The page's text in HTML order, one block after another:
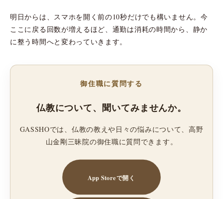
明日からは、スマホを開く前の10秒だけでも構いません。今
ここに戻る回数が増えるほど、通勤は消耗の時間から、静か
に整う時間へと変わっていきます。
御住職に質問する
仏教について、聞いてみませんか。
GASSHOでは、仏教の教えや日々の悩みについて、高野
山金剛三昧院の御住職に質問できます。
App Storeで開く